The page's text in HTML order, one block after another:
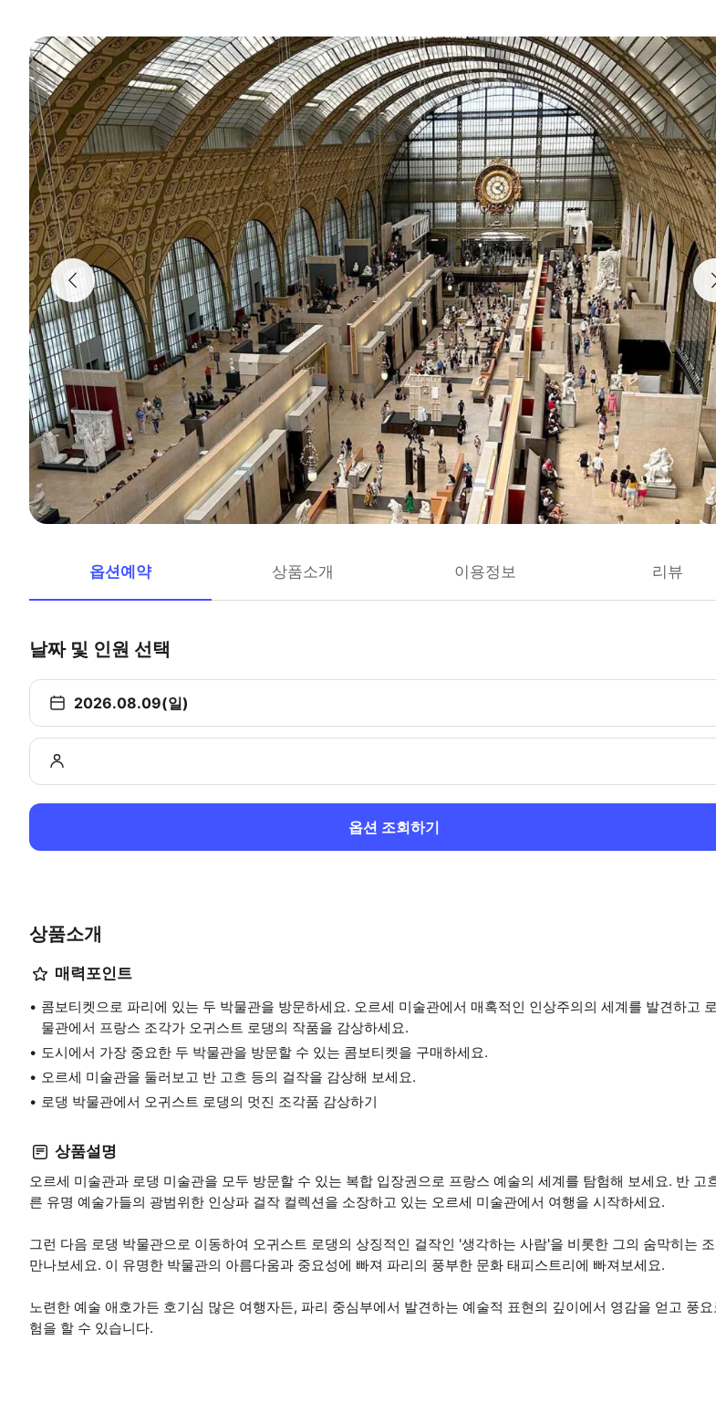
옵션예약 상품소개 이용정보 리뷰
날짜 및 인원 선택
2026.08.09(일)
옵션 조회하기
상품소개
매력포인트
콤보티켓으로 파리에 있는 두 박물관을 방문하세요. 오르세 미술관에서 매혹적인 인상주의의 세계를 발견하고
물관에서 프랑스 조각가 오귀스트 로댕의 작품을 감상하세요.
도시에서 가장 중요한 두 박물관을 방문할 수 있는 콤보티켓을 구매하세요.
오르세 미술관을 둘러보고 반 고흐 등의 걸작을 감상해 보세요.
로댕 박물관에서 오귀스트 로댕의 멋진 조각품 감상하기
상품설명
오르세 미술관과 로댕 미술관을 모두 방문할 수 있는 복합 입장권으로 프랑스 예술의 세계를 탐험해 보세요. 반 고
른 유명 예술가들의 광범위한 인상파 걸작 컬렉션을 소장하고 있는 오르세 미술관에서 여행을 시작하세요.
그런 다음 로댕 박물관으로 이동하여 오귀스트 로댕의 상징적인 걸작인 '생각하는 사람'을 비롯한 그의 숨막히는
만나보세요. 이 유명한 박물관의 아름다움과 중요성에 빠져 파리의 풍부한 문화 태피스트리에 빠져보세요.
노련한 예술 애호가든 호기심 많은 여행자든, 파리 중심부에서 발견하는 예술적 표현의 깊이에서 영감을 얻고 풍요
험을 할 수 있습니다.